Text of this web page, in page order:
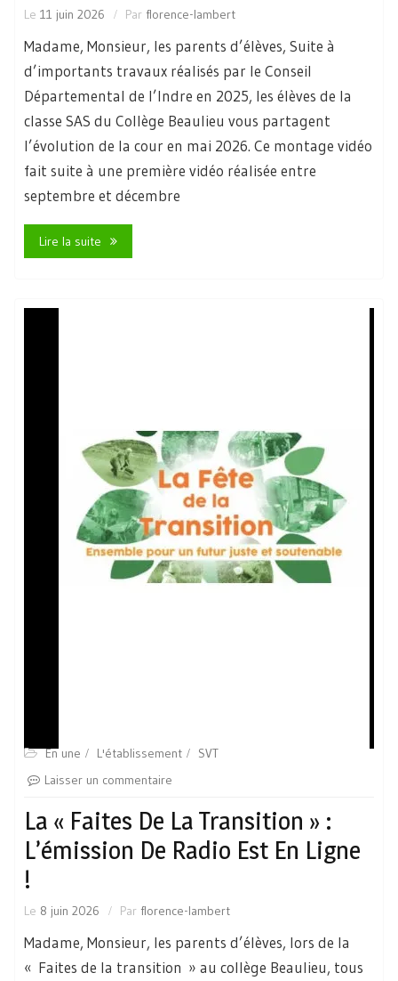
Le 11 juin 2026 Par florence-lambert
Madame, Monsieur, les parents d’élèves, Suite à
d’importants travaux réalisés par le Conseil
Départemental de l’Indre en 2025, les élèves de la
classe SAS du Collège Beaulieu vous partagent
l’évolution de la cour en mai 2026. Ce montage vidéo
fait suite à une première vidéo réalisée entre
septembre et décembre
Lire la suite
En une L'établissement
SVT
Laisser un commentaire
La « Faites De La Transition » :
L’émission De Radio Est En Ligne
!
Le 8 juin 2026 Par florence-lambert
Madame, Monsieur, les parents d’élèves, lors de la
« Faites de la transition » au collège Beaulieu, tous